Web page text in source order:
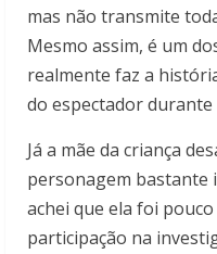
mas não transmite
Mesmo assim, é um
realmente faz a
do espectador durante
Já a mãe da criança
personagem bastante
achei que ela foi
participação na